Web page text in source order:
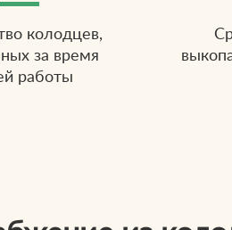
колодцев,
за время
работы